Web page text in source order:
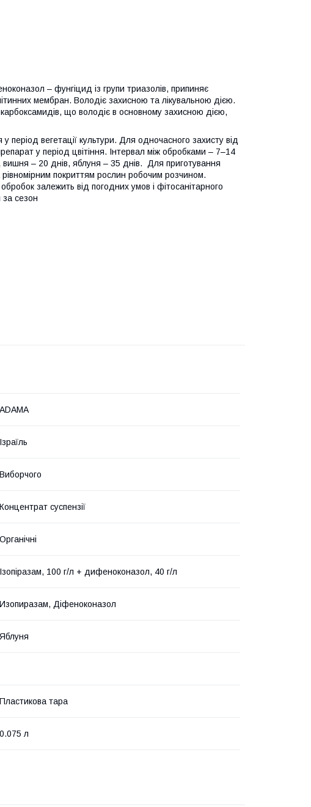
– фунгіцид із групи триазолів, припиняє
мембран. Володіє захисною та лікувальною дією.
карбоксамидів, що володіє в основному захисною дією,
період вегетації культури. Для одночасного захисту від
у період цвітіння. Інтервал між обробками – 7–14
– 20 днів, яблуня – 35 днів. Для приготування
покриттям рослин робочим розчином.
залежить від погодних умов і фітосанітарного
за сезон
ADAMA
Ізраїль
Виборчого
Концентрат суспензії
Органічні
Ізопіразам, 100 г/л + дифеноконазол, 40 г/л
Изопиразам, Діфеноконазол
Яблуня
Пластикова тара
0.075 л